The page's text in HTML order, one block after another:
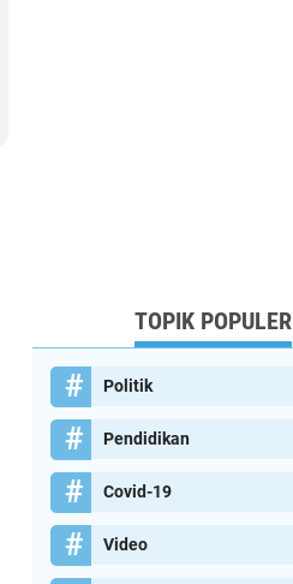
TOPIK POPULER
Politik
Pendidikan
Covid-19
Video